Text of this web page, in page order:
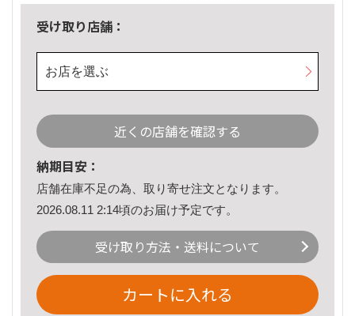
受け取り店舗：
お店を選ぶ
近くの店舗を確認する
納期目安：
店舗在庫不足の為、取り寄せ注文となります。
2026.08.11 2:14頃のお届け予定です。
受け取り方法・送料について
カートに入れる